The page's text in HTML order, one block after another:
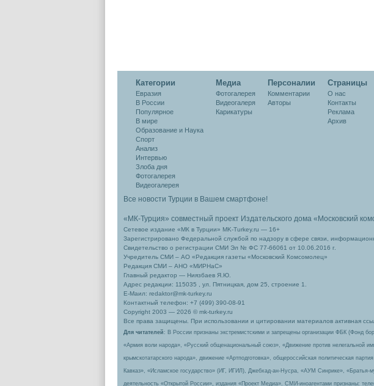
Категории
Евразия
В России
Популярное
В мире
Образование и Наука
Спорт
Анализ
Интервью
Злоба дня
Фотогалерея
Видеогалерея
Медиа
Фотогалерея
Видеогалеря
Карикатуры
Персоналии
Комментарии
Авторы
Cтраницы
О нас
Контакты
Реклама
Архив
Все новости Турции в Вашем смартфоне!
«МК-Турция» совместный проект Издательского дома «Московский
Сетевое издание «МК в Турции» MK-Turkey.ru — 16+
Зарегистрировано Федеральной службой по надзору в сфере связи,
Свидетельство о регистрации СМИ Эл № ФС 77-66061 от 10.06.2016 г.
Учредитель СМИ – АО «Редакция газеты «Московский Комсомолец»
Редакция СМИ – АНО «МИРНаС»
Главный редактор — Ниязбаев Я.Ю.
Адрес редакции: 115035 , ул. Пятницкая, дом 25, строение 1.
Е-Маил: redaktor@mk-turkey.ru
Контактный телефон: +7 (499) 390-08-91
Copyright 2003 — 2026 © mk-turkey.ru
Все права защищены. При использовании и цитировании материалов активная
Для читателей : В России признаны экстремистскими и запрещены организации ФБК (Фонд
«Армия воли народа», «Русский общенациональный союз», «Движение против
крымскотатарского народа», движение «Артподготовка», общероссийская политическая
Кавказ», «Исламское государство» (ИГ, ИГИЛ), Джебхад-ан-Нусра, «АУМ Синрике»,
деятельность «Открытой России», издания «Проект Медиа». СМИ-иноагентами признаны: